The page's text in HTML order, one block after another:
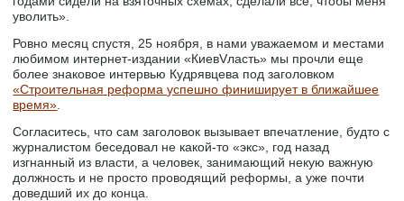
уволить».
Ровно месяц спустя, 25 ноября, в нами уважаемом и местами
любимом интернет-издании «КиевVласть» мы прочли еще
более знаковое интервью Кудрявцева под заголовком
«Строительная реформа успешно финиширует в ближайшее
время»
Согласитесь, что сам заголовок вызывает впечатление, будто с
журналистом беседовал не какой-то «экс», год назад
изгнанный из власти, а человек, занимающий некую важную
должность и не просто проводящий реформы, а уже почти
доведший их до конца.